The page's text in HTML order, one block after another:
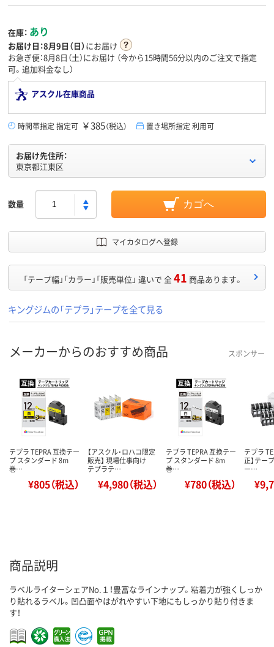
在庫： あり
お届け日：8月9日（日）にお届け
お急ぎ便：8月8日（土）にお届け （今から15時間56分以内のご注文で指定
可。追加料金なし）
アスクル在庫商品
時間帯指定 指定可 ￥385（税込） 置き場所指定 利用可
お届け先住所：
東京都江東区
数量 カゴへ
マイカタログへ登録
「テープ幅」「カラー」「販売単位」 違いで 全41 商品あります。
キングジムの「テプラ」テープを全て見る
メーカーからのおすすめ商品 スポンサー
テプラ TEPRA 互換テー
プ スタンダード 8m
巻…
¥805（税込）
【アスクル・ロハコ限定
販売】 現場仕事向け
テプラテ…
¥4,980（税込）
テプラ TEPRA 互換テー
プ スタンダード 8m
巻…
¥780（税込）
テプラ
正】テー
ー…
商品説明
ラベルライターシェアNo.１！豊富なラインナップ。粘着力が強くしっか
り貼れるラベル。凹凸面やはがれやすい下地にもしっかり貼り付きま
す！